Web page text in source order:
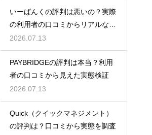
いーばんくの評判は悪いの？実際
の利用者の口コミからリアルな実
態検証
2026.07.13
PAYBRIDGEの評判は本当？利用
者の口コミから見えた実態検証
2026.07.13
Quick（クイックマネジメント）
の評判は？口コミから実態を調査